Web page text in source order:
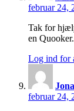
februar 24,
Tak for
en
Log ind for
februar 24,